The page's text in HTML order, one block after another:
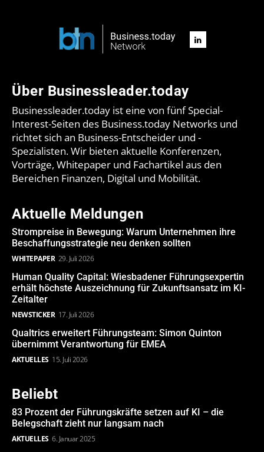
Über Businessleader.today
Businessleader.today ist eine von fünf Special-
Interest-Seiten des Business.today Networks und
richtet sich an Business-Entscheider und -
Spezialisten. Wir bieten aktuelle Konferenzen,
Vorträge, Whitepaper und Fachartikel aus den
Bereichen Finanzen, Digital und Mobilität.
Aktuelle Meldungen
Strompreise in Bewegung: Warum Unternehmen ihre
Beschaffungsstrategie neu denken sollten
WHITEPAPER 29. Juli 2026
Human Quality Capital: Wiesbadener Führungsexpertin
erhält höchste Auszeichnung für Zukunftsansatz im KI-
Zeitalter
NEWSTICKER 17. Juli 2026
Qualtrics erweitert Führungsteam: Simon Quinton
übernimmt Verantwortung für EMEA
AKTUELLES 15. Juli 2026
Beliebt
83 Prozent der Führungskräfte setzen auf KI – die
Belegschaft zieht nur langsam nach
AKTUELLES 6. Januar 2025